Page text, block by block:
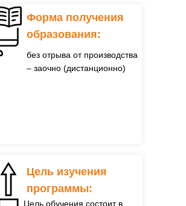
без отрыва от производства
– заочно (дистанционно)
Форма получения
образования:
Цель изучения
программы:
Цель обучения состоит в